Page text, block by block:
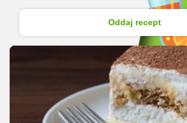
Oddaj recept